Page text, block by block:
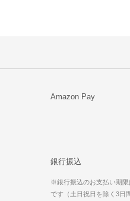
Amazon Pay
銀行振込
※銀行振込のお支払い期
です（土日祝日を除く3日